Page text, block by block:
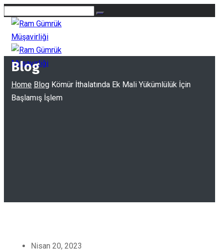
Blog
Home Blog Kömür İthalatında Ek Mali Yükümlülük İçin
Başlamış İşlem
Nisan 20, 2023